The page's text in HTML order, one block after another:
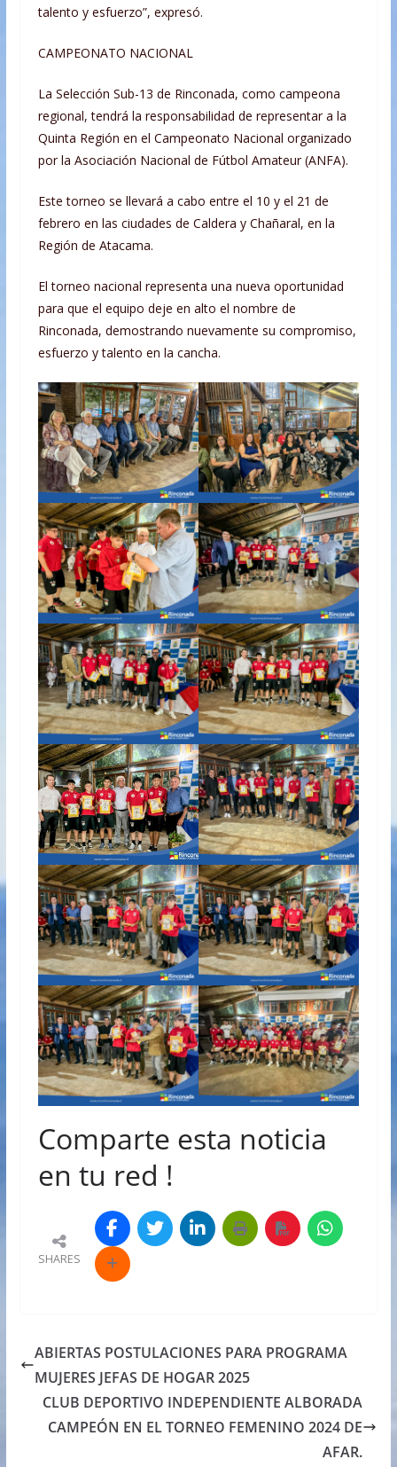
talento y esfuerzo”, expresó.
CAMPEONATO NACIONAL
La Selección Sub-13 de Rinconada, como campeona
regional, tendrá la responsabilidad de representar a la
Quinta Región en el Campeonato Nacional organizado
por la Asociación Nacional de Fútbol Amateur (ANFA).
Este torneo se llevará a cabo entre el 10 y el 21 de
febrero en las ciudades de Caldera y Chañaral, en la
Región de Atacama.
El torneo nacional representa una nueva oportunidad
para que el equipo deje en alto el nombre de
Rinconada, demostrando nuevamente su compromiso,
esfuerzo y talento en la cancha.
Comparte esta noticia
en tu red !
SHARES
ABIERTAS POSTULACIONES PARA PROGRAMA
MUJERES JEFAS DE HOGAR 2025
CLUB DEPORTIVO INDEPENDIENTE ALBORADA
CAMPEÓN EN EL TORNEO FEMENINO 2024 DE
AFAR.